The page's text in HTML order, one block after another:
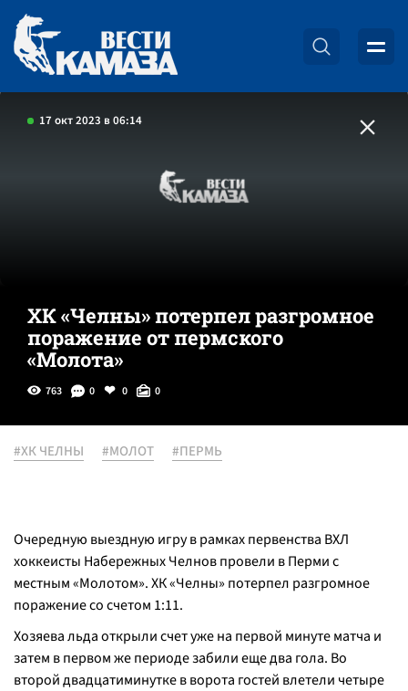
17 окт 2023 в 06:14
ХК «Челны» потерпел разгромное
поражение от пермского
«Молота»
763 0 0 0
#ХК ЧЕЛНЫ #МОЛОТ #ПЕРМЬ
Очередную выездную игру в рамках первенства ВХЛ
хоккеисты Набережных Челнов провели в Перми с
местным «Молотом». ХК «Челны» потерпел разгромное
поражение со счетом 1:11.
Хозяева льда открыли счет уже на первой минуте матча и
затем в первом же периоде забили еще два гола. Во
второй двадцатиминутке в ворота гостей влетели четыре